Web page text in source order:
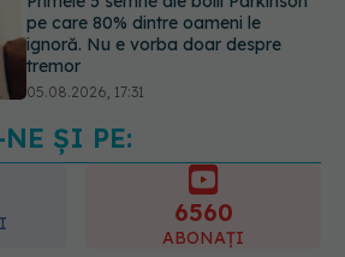
Gabriela Cristea, manifest pentru
respect și acceptare: Corpul
fiecăruia spune o poveste
NE ȘI PE:
6560
ABONAȚI